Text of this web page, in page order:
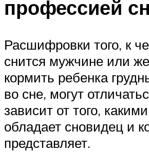
профессией
Расшифровки того, к
снится мужчине или
кормить ребенка
во сне, могут
зависит от того,
обладает сновидец и
представляет.